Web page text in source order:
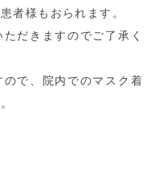
者様もおられます。
だきますのでご了承く
で、院内でのマスク着